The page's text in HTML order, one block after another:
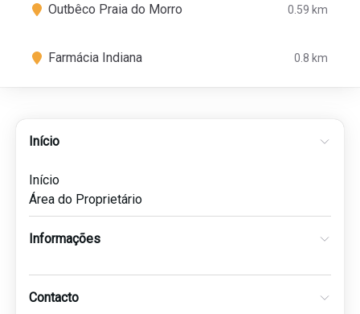
Outbêco Praia do Morro 0.59 km
Farmácia Indiana 0.8 km
Início
Início
Área do Proprietário
Informações
Contacto